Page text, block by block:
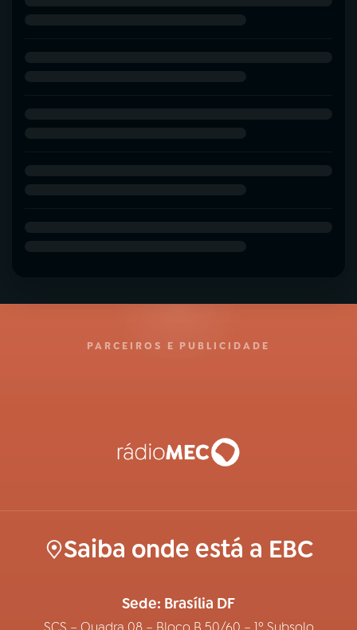
PARCEIROS E PUBLICIDADE
Saiba onde está a EBC
Sede: Brasília DF